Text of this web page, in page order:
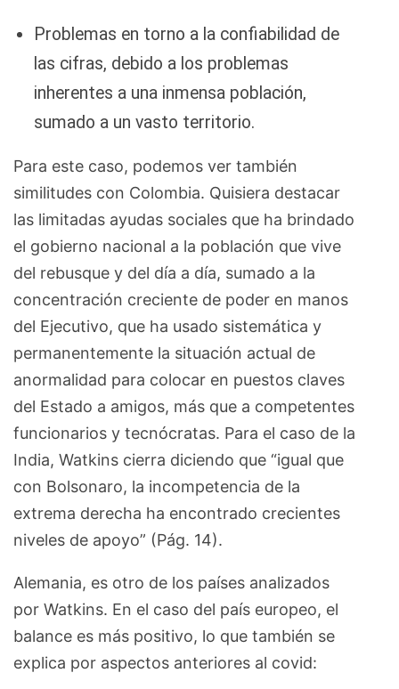
Problemas en torno a la confiabilidad de
las cifras, debido a los problemas
inherentes a una inmensa población,
sumado a un vasto territorio.
Para este caso, podemos ver también
similitudes con Colombia. Quisiera destacar
las limitadas ayudas sociales que ha brindado
el gobierno nacional a la población que vive
del rebusque y del día a día, sumado a la
concentración creciente de poder en manos
del Ejecutivo, que ha usado sistemática y
permanentemente la situación actual de
anormalidad para colocar en puestos claves
del Estado a amigos, más que a competentes
funcionarios y tecnócratas. Para el caso de la
India, Watkins cierra diciendo que “igual que
con Bolsonaro, la incompetencia de la
extrema derecha ha encontrado crecientes
niveles de apoyo” (Pág. 14).
Alemania, es otro de los países analizados
por Watkins. En el caso del país europeo, el
balance es más positivo, lo que también se
explica por aspectos anteriores al covid: